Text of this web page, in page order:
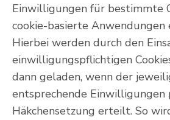
Einwilligungen für bestimmte
cookie-basierte Anwendungen
Hierbei werden durch den
einwilligungspflichtigen
dann geladen, wenn der
entsprechende Einwilligungen
Häkchensetzung erteilt. So